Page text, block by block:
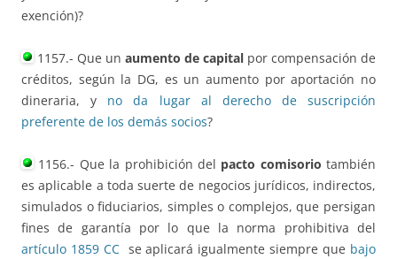
exención)?
1157.- Que un aumento de capital por compensación de
créditos, según la DG, es un aumento por aportación no
dineraria, y no da lugar al derecho de suscripción
preferente de los demás socios?
1156.- Que la prohibición del pacto comisorio también
es aplicable a toda suerte de negocios jurídicos, indirectos,
simulados o fiduciarios, simples o complejos, que persigan
fines de garantía por lo que la norma prohibitiva del
artículo 1859 CCse aplicará igualmente siempre que bajo